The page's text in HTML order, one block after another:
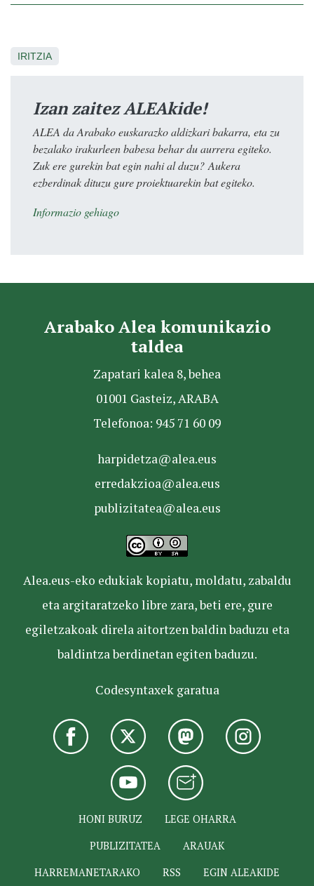
IRITZIA
Izan zaitez ALEAkide!
ALEA da Arabako euskarazko aldizkari bakarra, eta zu
bezalako irakurleen babesa behar du aurrera egiteko.
Zuk ere gurekin bat egin nahi al duzu? Aukera
ezberdinak dituzu gure proiektuarekin bat egiteko.
Informazio gehiago
Arabako Alea komunikazio
taldea
Zapatari kalea 8, behea
01001 Gasteiz, ARABA
Telefonoa: 945 71 60 09
harpidetza@alea.eus
erredakzioa@alea.eus
publizitatea@alea.eus
Alea.eus-eko edukiak kopiatu, moldatu, zabaldu
eta argitaratzeko libre zara, beti ere, gure
egiletzakoak direla aitortzen baldin baduzu eta
baldintza berdinetan egiten baduzu.
Codesyntaxek garatua
HONI BURUZ
LEGE OHARRA
PUBLIZITATEA
ARAUAK
HARREMANETARAKO
RSS EGIN ALEAKIDE